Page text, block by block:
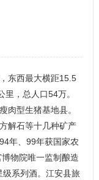
东西最大横距15.5
，总人口54万。
肉型生猪基地县。
解石等十几种矿产
年、99年获国家农
物院唯一监制酿造
级系列酒。江安县旅